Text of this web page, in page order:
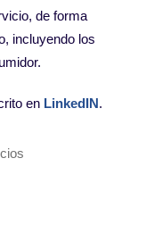
de forma
incluyendo los
en LinkedIN.